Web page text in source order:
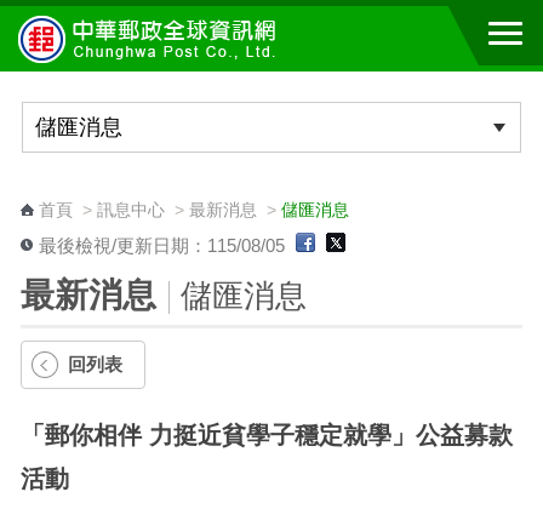
跳到主要內容區塊
首頁> 訊息中心> 最新消息 > 儲匯消息
最後檢視/更新日期：115/08/05
最新消息 儲匯消息
回列表
「郵你相伴 力挺近貧學子穩定就學」公益募款
活動